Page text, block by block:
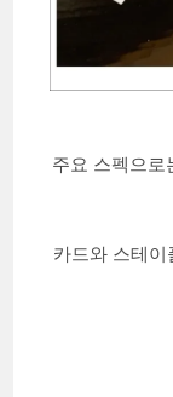
주요 스펙으로
카드와 스테이